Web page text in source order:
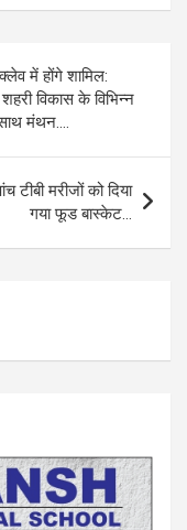
py
Li
n
k
ar
e
में होंगे शामिल:
विकास के विभिन्न
मंथन….
टीबी मरीजों को दिया
गया फूड बास्केट…